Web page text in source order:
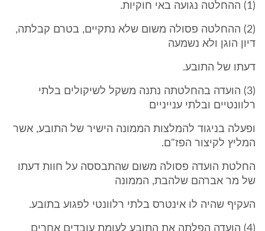
(1) ההחלטה נגועה באי חוקיות.
(2) ההחלטה פסולה משום שלא נתקיים, בטרם קבלתה,
דיון הוגן ולא נשמעה
דעתו של התובע.
(3) הועדה בהחלטתה נתנה משקל לשיקולים בלתי
רלוונטיים ובלתי ענייניים
ופעלה בניגוד להמלצות הממונה הישיר של התובע, אשר
המליץ לקיצור הפז"ם.
החלטת הועדה פסולה משום שהתבססה על חוות דעתו
של מר אברהם שלהבת, הממונה
העקיף שהיה לו אינטרס בלתי רלוונטי לפגוע בתובע.
(4) הועדה הפלתה את התובע לעומת עובדים אחרים